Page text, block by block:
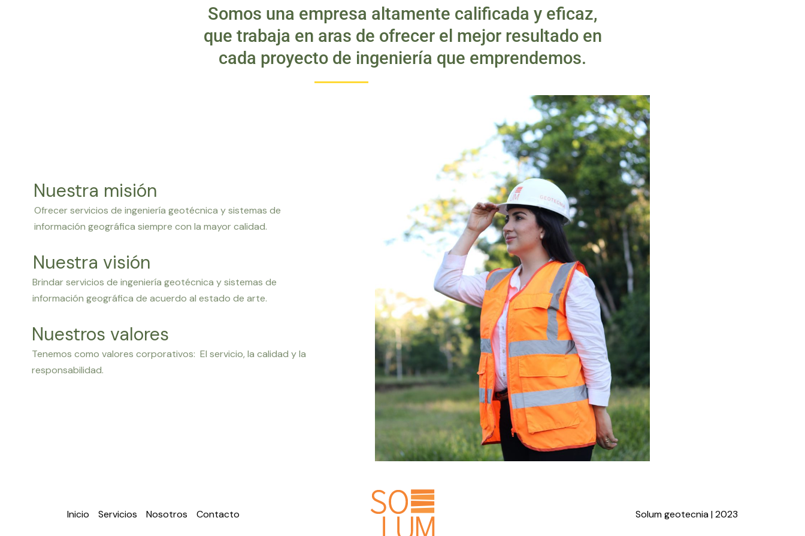
Somos una empresa altamente calificada y eficaz,
que trabaja en aras de ofrecer el mejor resultado en
cada proyecto de ingeniería que emprendemos.
Nuestra misión
Ofrecer servicios de ingeniería geotécnica y sistemas de
información geográfica siempre con la mayor calidad.
Nuestra visión
Brindar servicios de ingeniería geotécnica y sistemas de
información geográfica de acuerdo al estado de arte.
Nuestros valores
Tenemos como valores corporativos: El servicio, la calidad y la
responsabilidad.
Inicio Servicios Nosotros Contacto Solum geotecnia | 2023